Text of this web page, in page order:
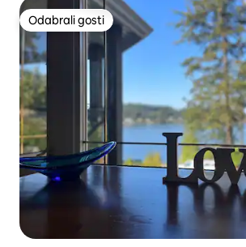
Odabrali gosti
Odabrali gosti